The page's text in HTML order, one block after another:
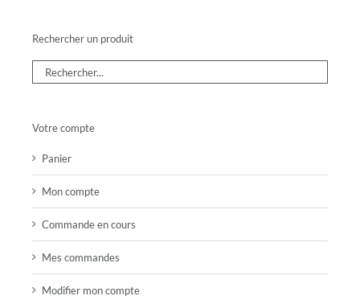
Rechercher un produit
Votre compte
Panier
Mon compte
Commande en cours
Mes commandes
Modifier mon compte